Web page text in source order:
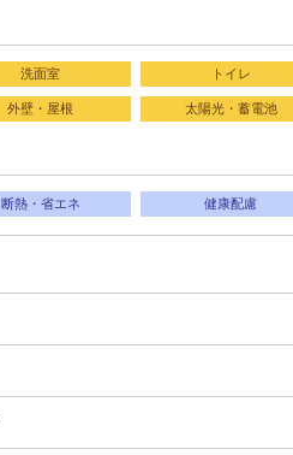
洗面室 トイレ
外壁・屋根 太陽光・蓄電池
断熱・省エネ 健康配慮